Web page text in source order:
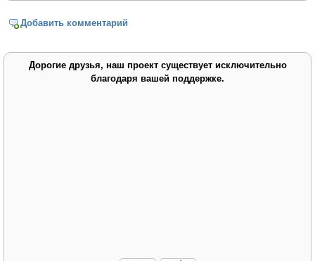
Добавить комментарий
Дорогие друзья, наш проект существует исключительно
благодаря вашей поддержке.